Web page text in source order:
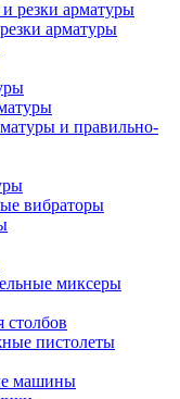
арматуры
и правильно-
вибраторы
миксеры
столбов
пистолеты
машины